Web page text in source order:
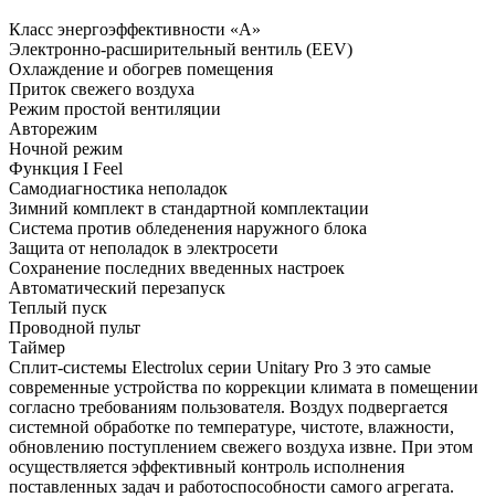
Класс энергоэффективности «А»
Электронно-расширительный вентиль (EEV)
Охлаждение и обогрев помещения
Приток свежего воздуха
Режим простой вентиляции
Авторежим
Ночной режим
Функция I Feel
Самодиагностика неполадок
Зимний комплект в стандартной комплектации
Система против обледенения наружного блока
Защита от неполадок в электросети
Сохранение последних введенных настроек
Автоматический перезапуск
Теплый пуск
Проводной пульт
Таймер
Сплит-системы Electrolux серии Unitary Pro 3 это самые
современные устройства по коррекции климата в помещении
согласно требованиям пользователя. Воздух подвергается
системной обработке по температуре, чистоте, влажности,
обновлению поступлением свежего воздуха извне. При этом
осуществляется эффективный контроль исполнения
поставленных задач и работоспособности самого агрегата.